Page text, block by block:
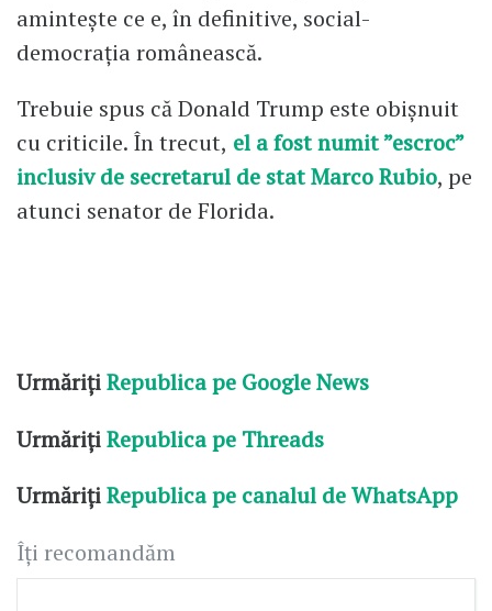
amintește ce e, în definitive, social-
democrația românească.
Trebuie spus că Donald Trump este obișnuit
cu criticile. În trecut, el a fost numit ”escroc”
inclusiv de secretarul de stat Marco Rubio, pe
atunci senator de Florida.
UrmărițiRepublica pe Google News
UrmărițiRepublica pe Threads
UrmărițiRepublica pe canalul de WhatsApp
Îți recomandăm